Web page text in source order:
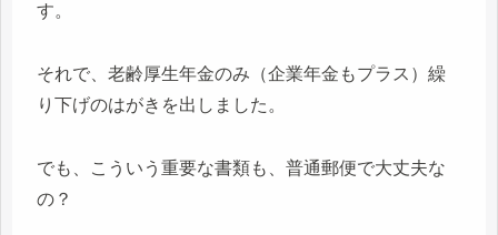
す。
それで、老齢厚生年金のみ（企業年金もプラス）繰
り下げのはがきを出しました。
でも、こういう重要な書類も、普通郵便で大丈夫な
の？